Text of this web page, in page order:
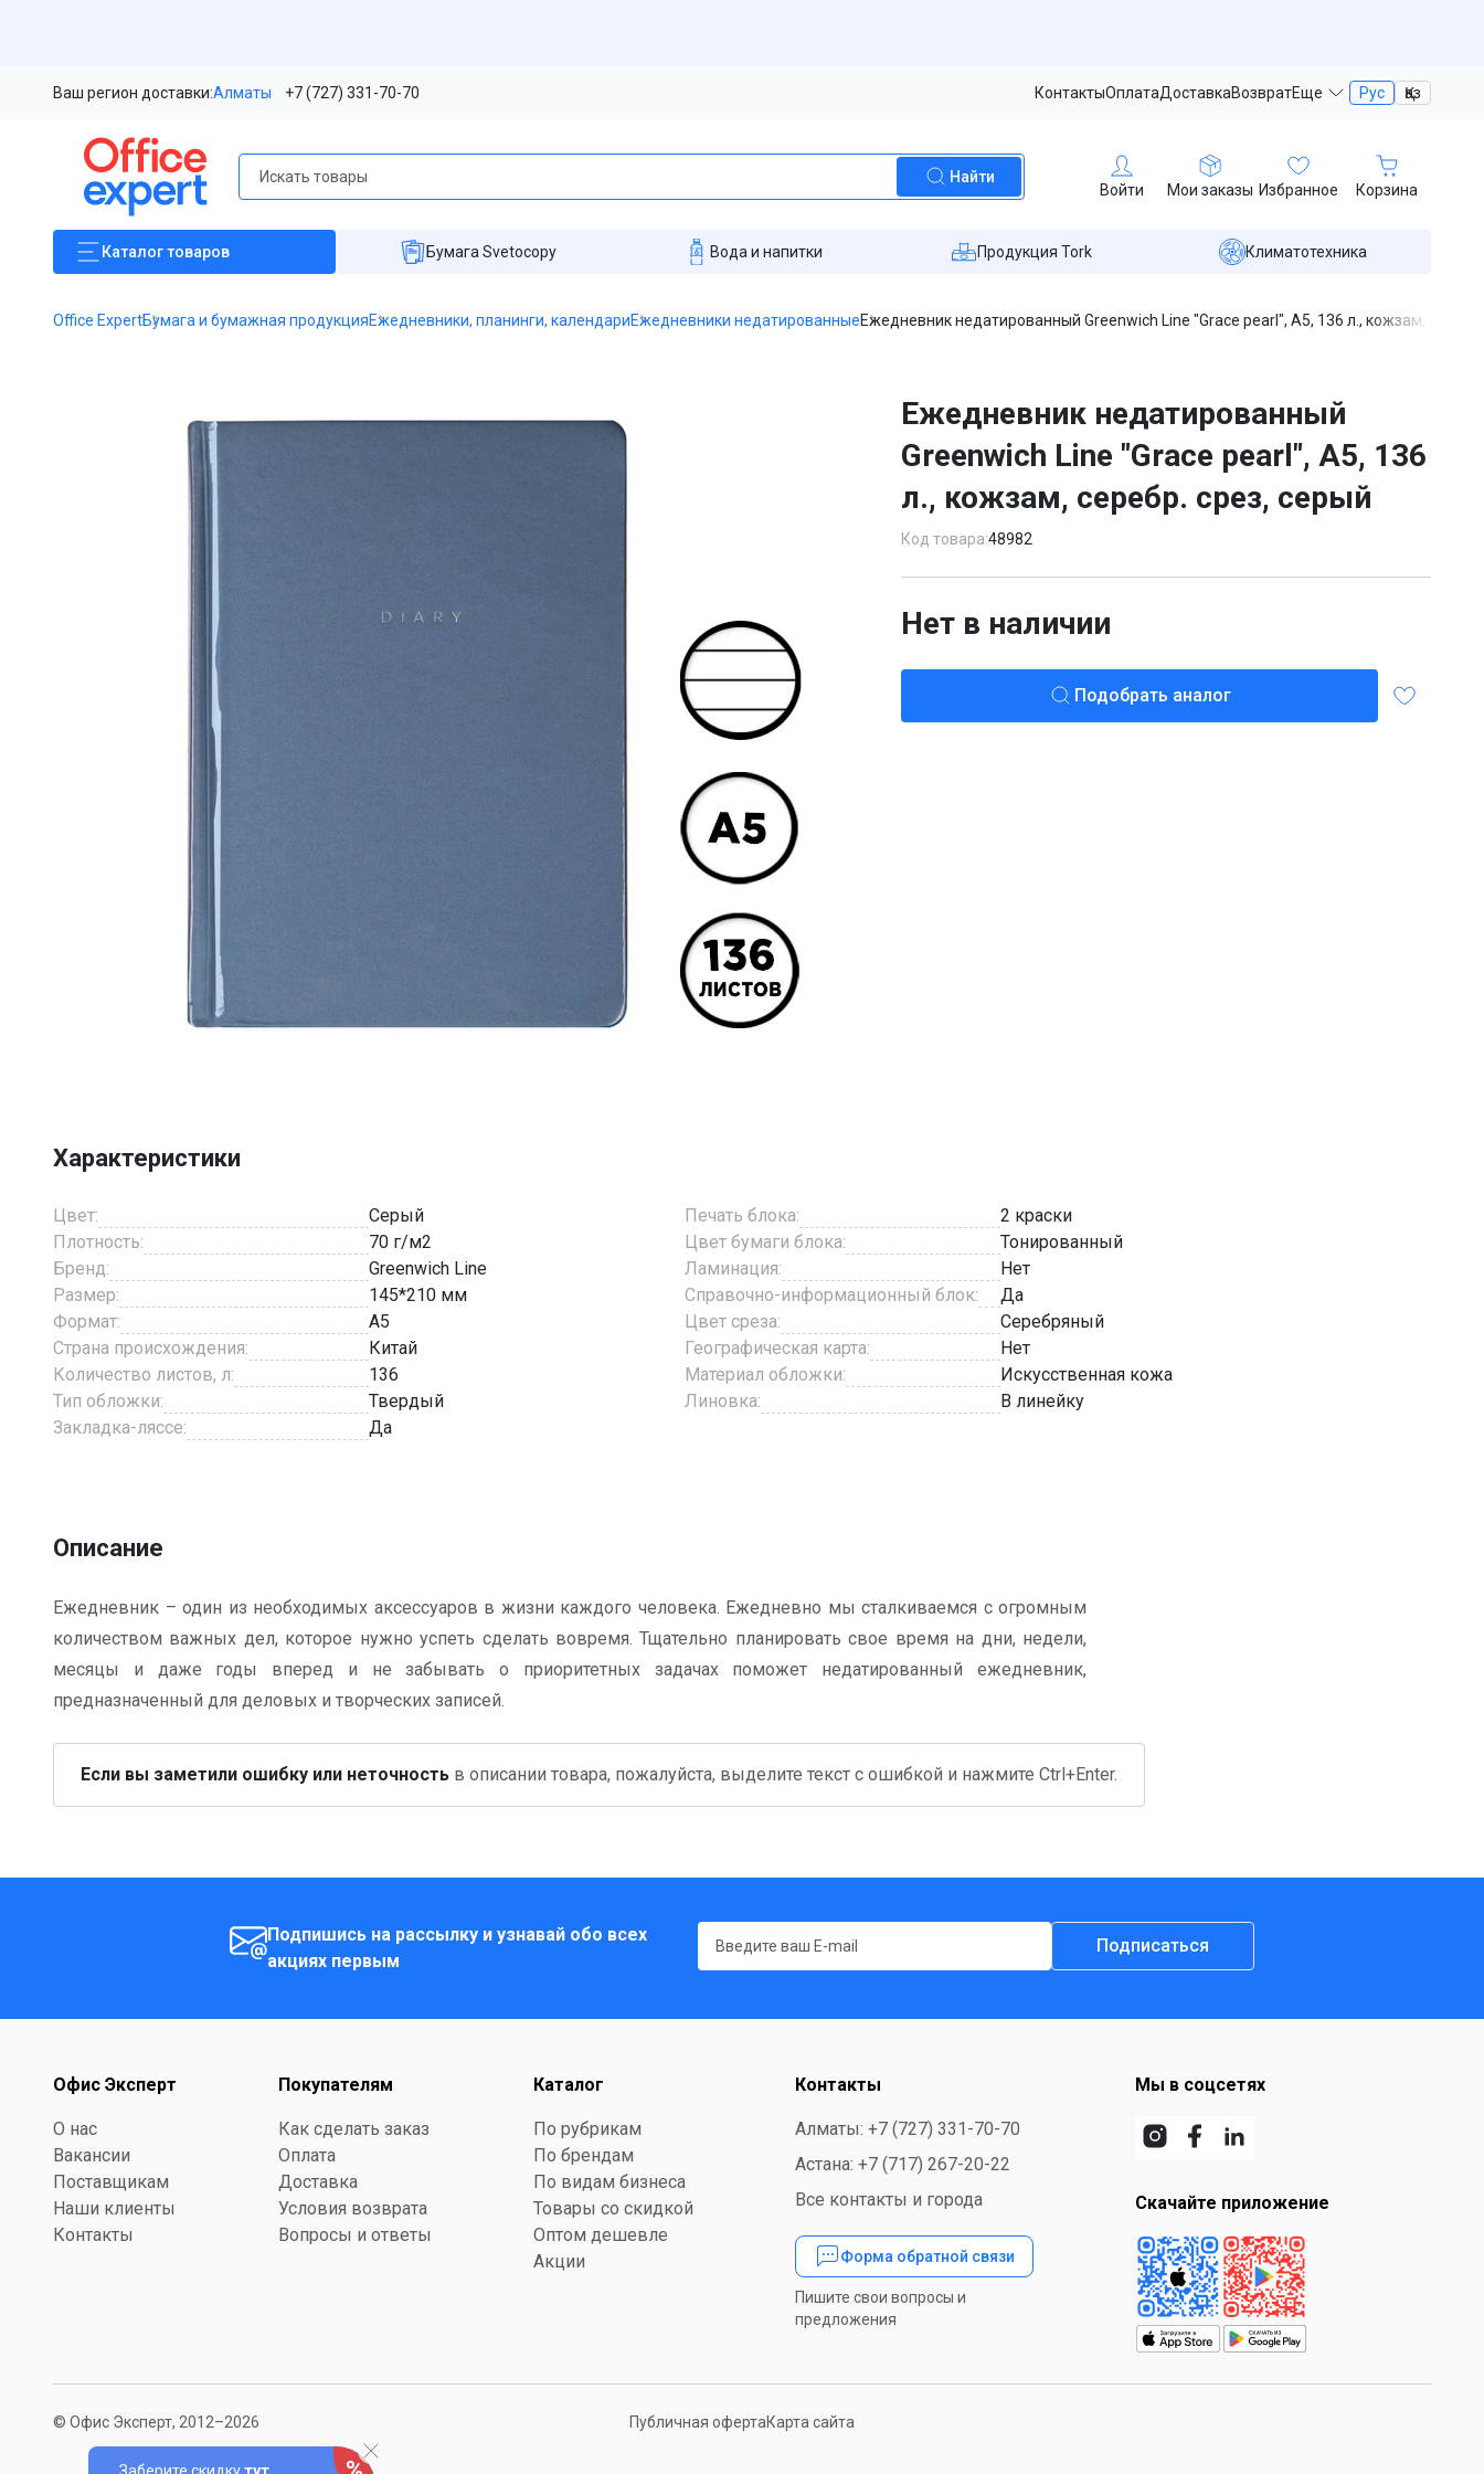
Ваш регион доставки:Алматы +7 (727) 331-70-70 КонтактыОплатаДоставкаВозвратЕще Рус Қаз
Найти
Войти Мои заказы Избранное Корзина
Каталогтоваров Бумага Svetocopy Вода и напитки Продукция Tork Климатотехника
Office ExpertБумага и бумажная продукцияЕжедневники, планинги, календариЕжедневники недатированныеЕжедневник недатированный Greenwich Line "Grace pearl", A5, 136 л., кожзам,
9
Ежедневник недатированный
Greenwich Line "Grace pearl", A5, 136
л., кожзам, серебр. срез, серый
Код товара:48982
Нет в наличии
Подобрать аналог
Характеристики
Цвет:
Серый
Плотность:
70 г/м2
Бренд:
Greenwich Line
Размер:
145*210 мм
Формат:
A5
Страна происхождения:
Китай
Количество листов, л:
136
Тип обложки:
Твердый
Закладка-ляссе:
Да
Печать блока:
2 краски
Цвет бумаги блока:
Тонированный
Ламинация:
Нет
Справочно-информационный блок:
Да
Цвет среза:
Серебряный
Географическая карта:
Нет
Материал обложки:
Искусственная кожа
Линовка:
В линейку
Описание
Ежедневник – один из необходимых аксессуаров в жизни каждого человека. Ежедневно мы сталкиваемся с огромным
количеством важных дел, которое нужно успеть сделать вовремя. Тщательно планировать свое время на дни, недели,
месяцы и даже годы вперед и не забывать о приоритетных задачах поможет недатированный ежедневник,
предназначенный для деловых и творческих записей.
Если вы заметили ошибку или неточность в описании товара, пожалуйста, выделите текст с ошибкой и нажмите Ctrl+Enter.
Подпишись на рассылку и узнавай обо всех
акциях первым
Подписаться
Офис Эксперт
О нас
Вакансии
Поставщикам
Наши клиенты
Контакты
Покупателям
Как сделать заказ
Оплата
Доставка
Условия возврата
Вопросы и ответы
Каталог
По рубрикам
По брендам
По видам бизнеса
Товары со скидкой
Оптом дешевле
Акции
Контакты
Алматы: +7 (727) 331-70-70
Астана: +7 (717) 267-20-22
Все контакты и города
Форма обратной связи
Пишите свои вопросы и
предложения
Мы в соцсетях
Скачайте приложение
© Офис Эксперт, 2012–2026 Публичная офертаКарта сайта